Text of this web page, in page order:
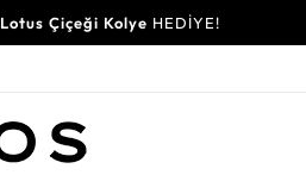
Lotus Çiçeği Kolye HEDİYE!